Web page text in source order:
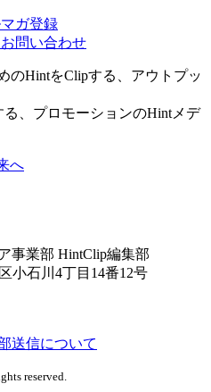
マガ登録
お問い合わせ
のHintをClipする、アウトプッ
、プロモーションのHintメデ
事業部 HintClip編集部
小石川4丁目14番12号
送信について
reserved.